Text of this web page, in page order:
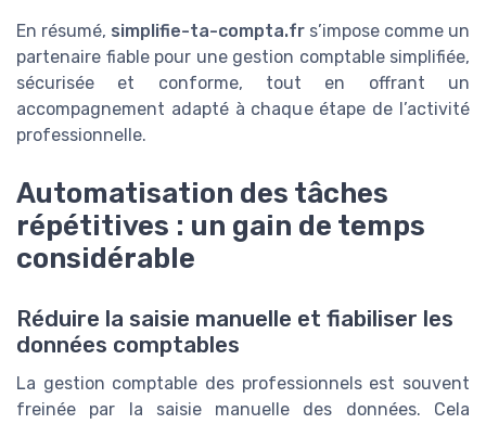
En résumé, simplifie-ta-compta.fr s’impose comme un
partenaire fiable pour une gestion comptable simplifiée,
sécurisée et conforme, tout en offrant un
accompagnement adapté à chaque étape de l’activité
professionnelle.
Automatisation des tâches
répétitives : un gain de temps
considérable
Réduire la saisie manuelle et fiabiliser les
données comptables
La gestion comptable des professionnels est souvent
freinée par la saisie manuelle des données. Cela